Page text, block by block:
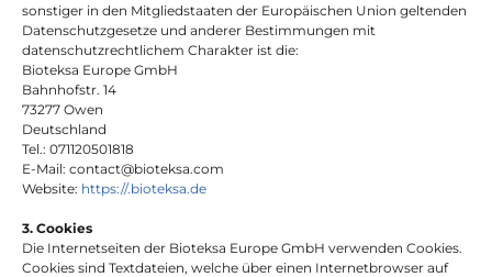
sonstiger in den Mitgliedstaaten der Europäischen Union geltenden
Datenschutzgesetze und anderer Bestimmungen mit
datenschutzrechtlichem Charakter ist die:
Bioteksa Europe GmbH
Bahnhofstr. 14
73277 Owen
Deutschland
Tel.: 071120501818
E-Mail: contact@bioteksa.com
Website: https://.bioteksa.de
3. Cookies
Die Internetseiten der Bioteksa Europe GmbH verwenden Cookies.
Cookies sind Textdateien, welche über einen Internetbrowser auf